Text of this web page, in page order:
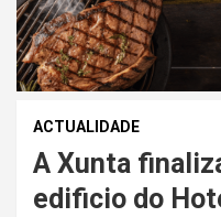
ACTUALIDADE
A Xunta
edificio do